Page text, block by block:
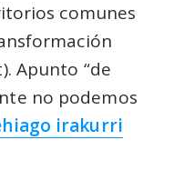
comunes
Apunto “de
no podemos
irakurri